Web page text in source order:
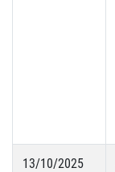
13/10/2025